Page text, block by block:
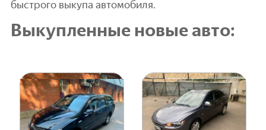
быстрого выкупа автомобиля.
Выкупленные новые авто: